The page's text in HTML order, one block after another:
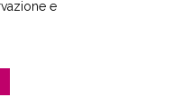
e